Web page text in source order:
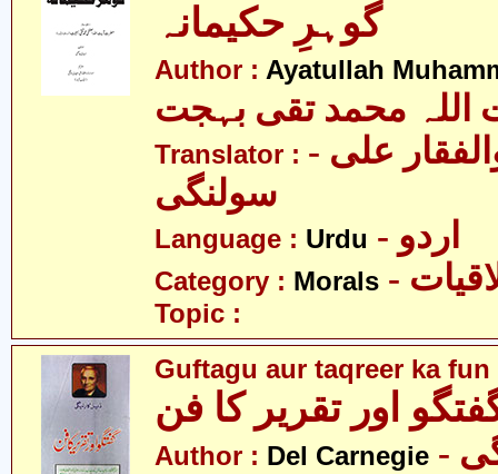
گوہرِ حکیمانہ
Author : Ayatullah
اللہ محمد تقی بہجت
Translator : - مولانا ذوالفقار علی
سولنگی
Language : Urdu - اردو
Category : Morals
Topic :
Guftagu aur taqreer ka fun
اور تقریر کا فن
Author : Del Carnegie